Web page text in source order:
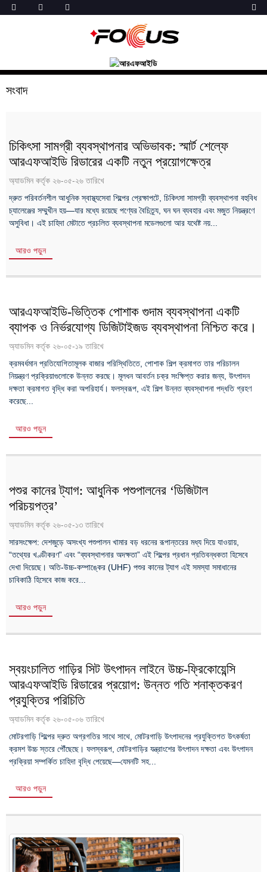
সংবাদ
চিকিৎসা সামগ্রী ব্যবস্থাপনার অভিভাবক: স্মার্ট শেল্ফে
আরএফআইডি রিডারের একটি নতুন প্রয়োগক্ষেত্র
অ্যাডমিন কর্তৃক ২৬-০৫-২৬ তারিখে
দ্রুত পরিবর্তনশীল আধুনিক স্বাস্থ্যসেবা শিল্পের প্রেক্ষাপটে, চিকিৎসা সামগ্রী ব্যবস্থাপনা বহুবিধ
চ্যালেঞ্জের সম্মুখীন হয়—যার মধ্যে রয়েছে পণ্যের বৈচিত্র্য, ঘন ঘন ব্যবহার এবং মজুত নিয়ন্ত্রণে
অসুবিধা। এই চাহিদা মেটাতে প্রচলিত ব্যবস্থাপনা মডেলগুলো আর যথেষ্ট নয়...
আরও পড়ুন
আরএফআইডি-ভিত্তিক পোশাক গুদাম ব্যবস্থাপনা একটি
ব্যাপক ও নির্ভরযোগ্য ডিজিটাইজড ব্যবস্থাপনা নিশ্চিত করে।
অ্যাডমিন কর্তৃক ২৬-০৫-১৯ তারিখে
ক্রমবর্ধমান প্রতিযোগিতামূলক বাজার পরিস্থিতিতে, পোশাক শিল্প ক্রমাগত তার পরিচালন
নিয়ন্ত্রণ প্রক্রিয়াগুলোকে উন্নত করছে। মূলধন আবর্তন চক্র সংক্ষিপ্ত করার জন্য, উৎপাদন
দক্ষতা ক্রমাগত বৃদ্ধি করা অপরিহার্য। ফলস্বরূপ, এই শিল্প উন্নত ব্যবস্থাপনা পদ্ধতি গ্রহণ
করেছে...
আরও পড়ুন
পশুর কানের ট্যাগ: আধুনিক পশুপালনের ‘ডিজিটাল
পরিচয়পত্র’
অ্যাডমিন কর্তৃক ২৬-০৫-১৩ তারিখে
সারসংক্ষেপ: দেশজুড়ে অসংখ্য পশুপালন খামার বড় ধরনের রূপান্তরের মধ্য দিয়ে যাওয়ায়,
“তথ্যের খণ্ডীকরণ” এবং “ব্যবস্থাপনার অদক্ষতা” এই শিল্পের প্রধান প্রতিবন্ধকতা হিসেবে
দেখা দিয়েছে। অতি-উচ্চ-কম্পাঙ্কের (UHF) পশুর কানের ট্যাগ এই সমস্যা সমাধানের
চাবিকাঠি হিসেবে কাজ করে...
আরও পড়ুন
স্বয়ংচালিত গাড়ির সিট উৎপাদন লাইনে উচ্চ-ফ্রিকোয়েন্সি
আরএফআইডি রিডারের প্রয়োগ: উন্নত গতি শনাক্তকরণ
প্রযুক্তির পরিচিতি
অ্যাডমিন কর্তৃক ২৬-০৫-০৬ তারিখে
মোটরগাড়ি শিল্পের দ্রুত অগ্রগতির সাথে সাথে, মোটরগাড়ি উৎপাদনের প্রযুক্তিগত উৎকর্ষতা
ক্রমশ উচ্চ স্তরে পৌঁছেছে। ফলস্বরূপ, মোটরগাড়ির যন্ত্রাংশের উৎপাদন দক্ষতা এবং উৎপাদন
প্রক্রিয়া সম্পর্কিত চাহিদা বৃদ্ধি পেয়েছে—যেমনটি সহ...
আরও পড়ুন